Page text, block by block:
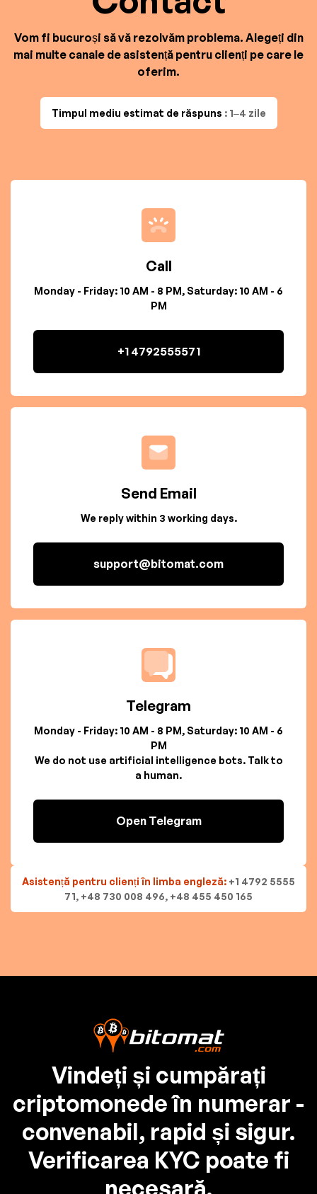
Vom fi bucuroși să vă rezolvăm problema. Alegeți din
mai multe canale de asistență pentru clienți pe care le
oferim.
Timpul mediu estimat de răspuns : 1–4 zile
Call
Monday - Friday: 10 AM - 8 PM, Saturday: 10 AM - 6
PM
+1 4792555571
Send Email
We reply within 3 working days.
support@bitomat.com
Telegram
Monday - Friday: 10 AM - 8 PM, Saturday: 10 AM - 6
PM
We do not use artificial intelligence bots. Talk to
a human.
Open Telegram
Asistență pentru clienți în limba engleză: +1 4792 5555
71, +48 730 008 496, +48 455 450 165
Vindeți și cumpărați
criptomonede în numerar -
convenabil, rapid și sigur.
Verificarea KYC poate fi
necesară.